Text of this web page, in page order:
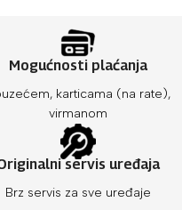
Mogućnosti plaćanja
karticama (na rate),
virmanom
servis uređaja
Brz servis za sve uređaje